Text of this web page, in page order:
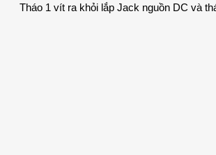
Tháo 1 vít ra khỏi lắp Jack nguồn DC và